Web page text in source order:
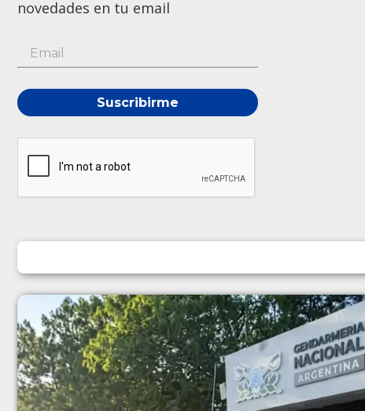
novedades en tu email
Suscribirme